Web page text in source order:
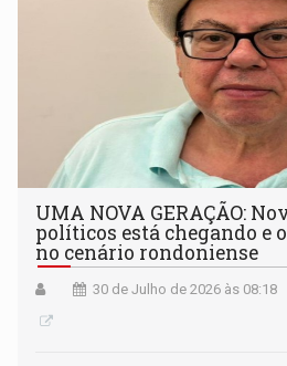
UMA NOVA GERAÇÃO:
políticos está chegando e
no cenário rondoniense
30 de Julho de 2026 às 08:18